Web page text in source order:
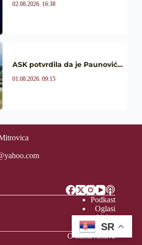
02.08.2026. 16:38
ASK potvrdila da je Paunović…
01.08.2026. 09:15
Podkast
Oglasi
Video
Vreme
O namaArhiva
SR